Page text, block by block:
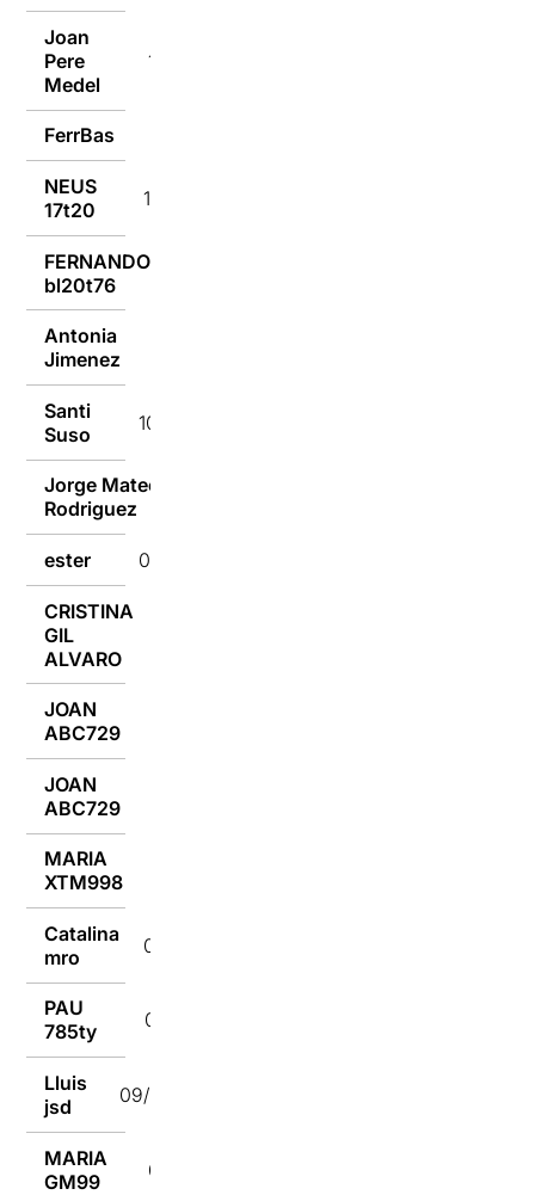
Joan
Pere
Medel
10/07/2018
FerrBas
NEUS
17t20
10/07/2018
FERNANDO
bl20t76
Antonia
Jimenez
Santi
Suso
10/07/2018
Jorge Mateo
Rodriguez
ester 09/07/2018
CRISTINA
GIL
ALVARO
JOAN
ABC729
JOAN
ABC729
MARIA
XTM998
Catalina
mro
09/07/2018
PAU
785ty
09/07/2018
Lluis
jsd
09/07/2018
MARIA
GM99
09/07/2018